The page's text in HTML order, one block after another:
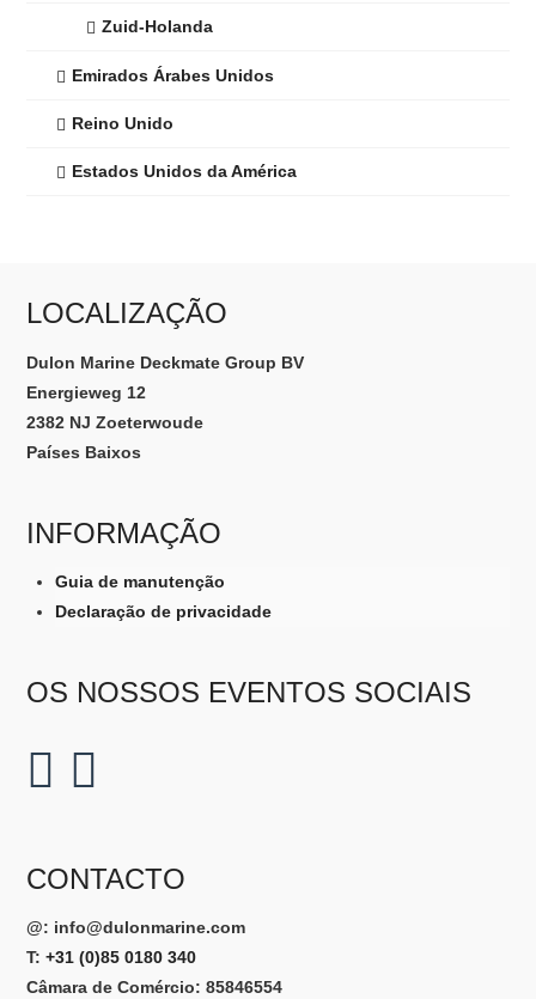
Zuid-Holanda
Emirados Árabes Unidos
Reino Unido
Estados Unidos da América
LOCALIZAÇÃO
Dulon Marine Deckmate Group BV
Energieweg 12
2382 NJ Zoeterwoude
Países Baixos
INFORMAÇÃO
Guia de manutenção
Declaração de privacidade
OS NOSSOS EVENTOS SOCIAIS
CONTACTO
@: info@dulonmarine.com
T: +31 (0)85 0180 340
Câmara de Comércio: 85846554